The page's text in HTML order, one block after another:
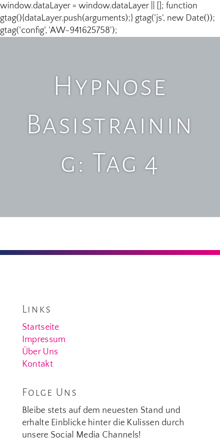
window.dataLayer = window.dataLayer || []; function
gtag(){dataLayer.push(arguments);} gtag('js', new Date());
gtag('config', 'AW-941625758');
Hypnose
Basistrainin
g: Tag 4
Links
Startseite
Impressum
Über Uns
Kontakt
Folge Uns
Bleibe stets auf dem neuesten Stand und
erhalte Einblicke hinter die Kulissen durch
unsere Social Media Channels!